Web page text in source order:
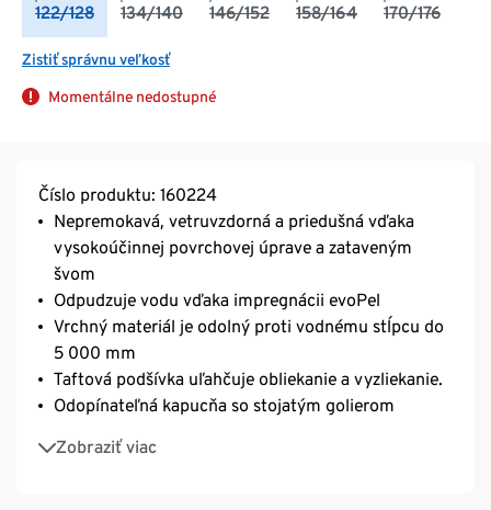
122/128 134/140 146/152 158/164 170/176
Zistiť správnu veľkosť
Momentálne nedostupné
Číslo produktu: 160224
Nepremokavá, vetruvzdorná a priedušná vďaka
vysokoúčinnej povrchovej úprave a zataveným
švom
Odpudzuje vodu vďaka impregnácii evoPel
Vrchný materiál je odolný proti vodnému stĺpcu do
5 000 mm
Taftová podšívka uľahčuje obliekanie a vyzliekanie.
Odopínateľná kapucňa so stojatým golierom
Zobraziť viac
Nastaviteľné konce rukávov